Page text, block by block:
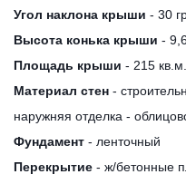
Угол наклона крыши - 30
Высота конька крыши -
Площадь крыши - 215 кв.м.
Материал стен -
наружняя отделка -
Фундамент - ленточный
Перекрытие - ж/бетонные